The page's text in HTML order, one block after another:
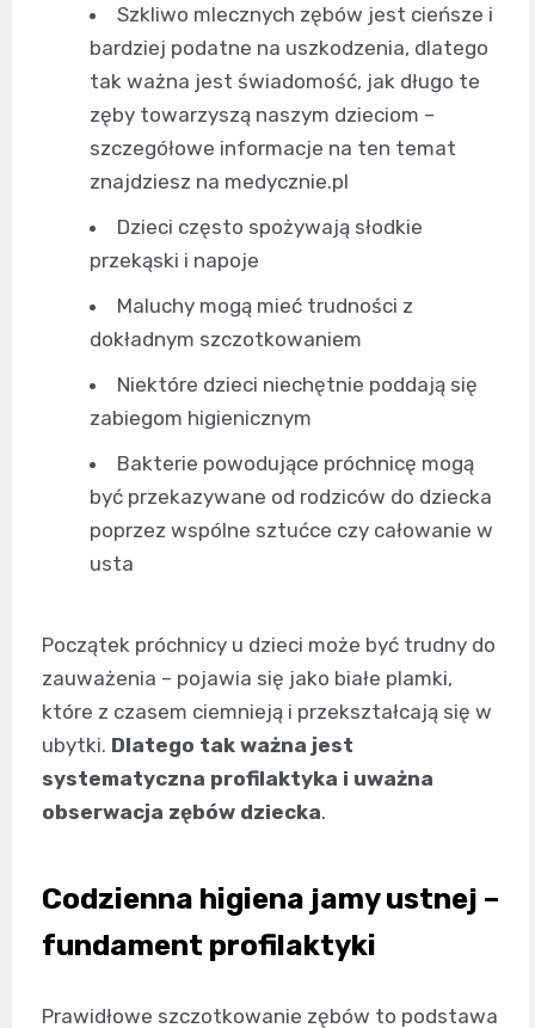
Szkliwo mlecznych zębów jest cieńsze i
bardziej podatne na uszkodzenia, dlatego
tak ważna jest świadomość, jak długo te
zęby towarzyszą naszym dzieciom –
szczegółowe informacje na ten temat
znajdziesz na medycznie.pl
Dzieci często spożywają słodkie
przekąski i napoje
Maluchy mogą mieć trudności z
dokładnym szczotkowaniem
Niektóre dzieci niechętnie poddają się
zabiegom higienicznym
Bakterie powodujące próchnicę mogą
być przekazywane od rodziców do dziecka
poprzez wspólne sztućce czy całowanie w
usta
Początek próchnicy u dzieci może być trudny do
zauważenia – pojawia się jako białe plamki,
które z czasem ciemnieją i przekształcają się w
ubytki. Dlatego tak ważna jest
systematyczna profilaktyka i uważna
obserwacja zębów dziecka.
Codzienna higiena jamy ustnej –
fundament profilaktyki
Prawidłowe szczotkowanie zębów to podstawa